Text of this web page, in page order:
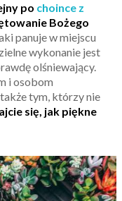
po choince z
Bożego
panuje w miejscu
wykonanie jest
olśniewający.
i osobom
tym, którzy nie
się, jak piękne